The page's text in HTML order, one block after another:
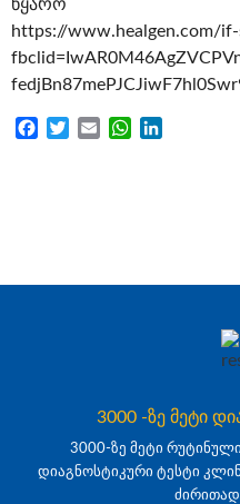
წყარო
https://www.healgen.com/
FacebookTwitter
Email WhatsApp
3000 -ზე მეტი
3000-ზე მეტი
დიაგნოსტიკური ტესტი